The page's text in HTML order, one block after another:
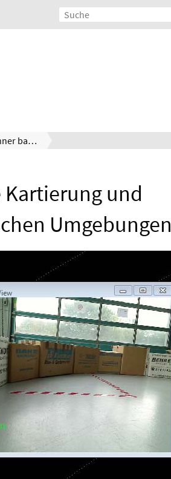
Laserscanner basierte Kartierung und Lokalisierung in dynamischen Umgebungen
Kartierung und
Umgebungen